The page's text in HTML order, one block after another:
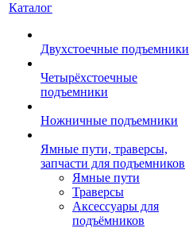
Каталог
Двухстоечные подъемники
Четырёхстоечные
подъемники
Ножничные подъемники
Ямные пути, траверсы,
запчасти для подъемников
Ямные пути
Траверсы
Аксессуары для
подъёмников